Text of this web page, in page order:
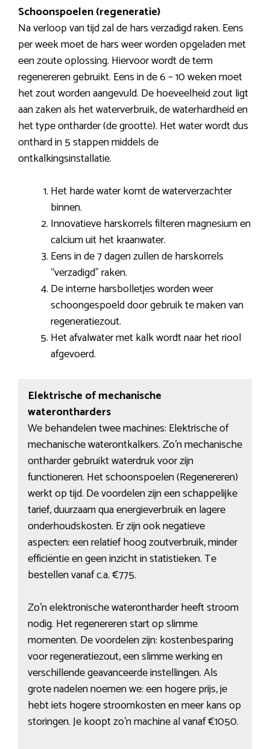
Schoonspoelen (regeneratie)
Na verloop van tijd zal de hars verzadigd raken. Eens
per week moet de hars weer worden opgeladen met
een zoute oplossing. Hiervoor wordt de term
regenereren gebruikt. Eens in de 6 – 10 weken moet
het zout worden aangevuld. De hoeveelheid zout ligt
aan zaken als het waterverbruik, de waterhardheid en
het type ontharder (de grootte). Het water wordt dus
onthard in 5 stappen middels de
ontkalkingsinstallatie.
Het harde water komt de waterverzachter
binnen.
Innovatieve harskorrels filteren magnesium en
calcium uit het kraanwater.
Eens in de 7 dagen zullen de harskorrels
“verzadigd” raken.
De interne harsbolletjes worden weer
schoongespoeld door gebruik te maken van
regeneratiezout.
Het afvalwater met kalk wordt naar het riool
afgevoerd.
Elektrische of mechanische
waterontharders
We behandelen twee machines: Elektrische of
mechanische waterontkalkers. Zo’n mechanische
ontharder gebruikt waterdruk voor zijn
functioneren. Het schoonspoelen (Regenereren)
werkt op tijd. De voordelen zijn een schappelijke
tarief, duurzaam qua energieverbruik en lagere
onderhoudskosten. Er zijn ook negatieve
aspecten: een relatief hoog zoutverbruik, minder
efficiëntie en geen inzicht in statistieken. Te
bestellen vanaf c.a. €775.
Zo’n elektronische waterontharder heeft stroom
nodig. Het regenereren start op slimme
momenten. De voordelen zijn: kostenbesparing
voor regeneratiezout, een slimme werking en
verschillende geavanceerde instellingen. Als
grote nadelen noemen we: een hogere prijs, je
hebt iets hogere stroomkosten en meer kans op
storingen. Je koopt zo’n machine al vanaf €1050.